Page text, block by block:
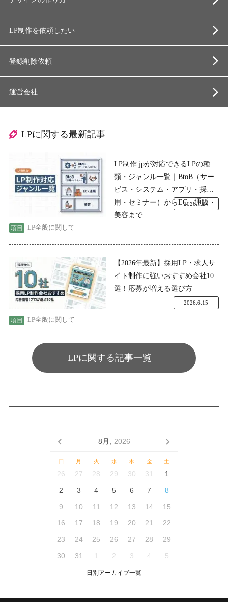
LP制作を依頼したい
登録削除依頼
運営会社
LPに関する最新記事
LP制作.jpが対応できるLPの種
類・ジャンル一覧｜BtoB（サー
ビス・システム・アプリ・採
用・セミナー）からEC・通販・
美容まで
LP全般に関して
2026.7.24
【2026年最新】採用LP・求人サ
イト制作に強いおすすめ会社10
選！応募が増える選び方
LP全般に関して
2026.6.15
LPに関する記事一覧
8月, 2026
日 月 火 水 木 金 土
26 27 28 29 30 31
1
2
3 4 5 6 7
8
9
10 11 12 13 14
15
16
17 18 19 20 21
22
23
24 25 26 27 28
29
30
31 1 2 3 4 5
日別アーカイブ一覧